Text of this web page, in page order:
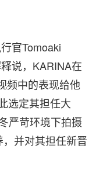
官Tomoaki
说，KARINA在
频中的表现给他
选定其担任大
严苛环境下拍摄
，并对其担任新晋